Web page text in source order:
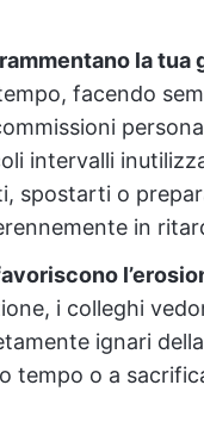
la tua
facendo
intervalli
spostarti o
in
i colleghi
ignari
tempo o a